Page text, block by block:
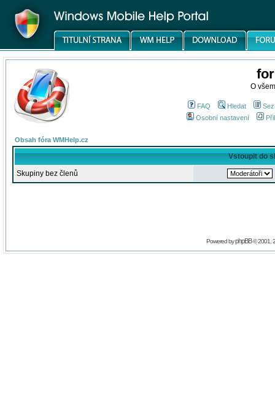
O
FAQ Hledat
Osobní nastavení
Obsah fóra WMHelp.cz
Vstoupit do
Skupiny bez členů
Powered byphpBB© 2001,